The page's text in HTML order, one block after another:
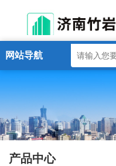
网站导航
产品中心